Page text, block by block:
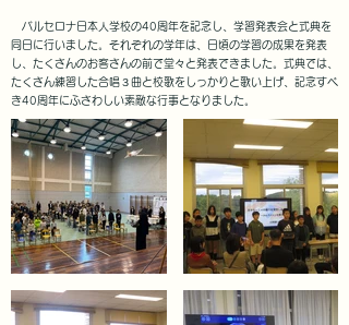
バルセロナ日本人学校の40周年を記念し、学習発表会と式典を
同日に行いました。それぞれの学年は、日頃の学習の成果を発表
し、たくさんのお客さんの前で堂々と発表できました。式典では、
たくさん練習した合唱３曲と校歌をしっかりと歌い上げ、記念すべ
き40周年にふさわしい素敵な行事となりました。